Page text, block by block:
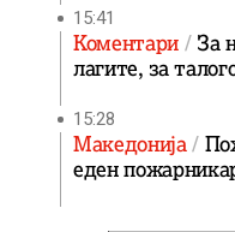
15:41
Коментари
За
лагите, за
15:28
Македонија
еден